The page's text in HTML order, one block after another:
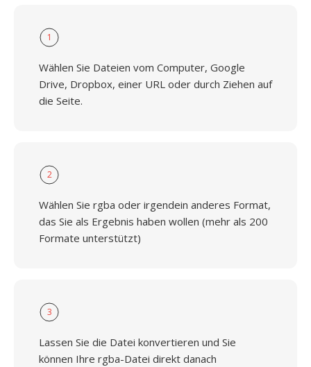
1
Wählen Sie Dateien vom Computer, Google
Drive, Dropbox, einer URL oder durch Ziehen auf
die Seite.
2
Wählen Sie rgba oder irgendein anderes Format,
das Sie als Ergebnis haben wollen (mehr als 200
Formate unterstützt)
3
Lassen Sie die Datei konvertieren und Sie
können Ihre rgba-Datei direkt danach